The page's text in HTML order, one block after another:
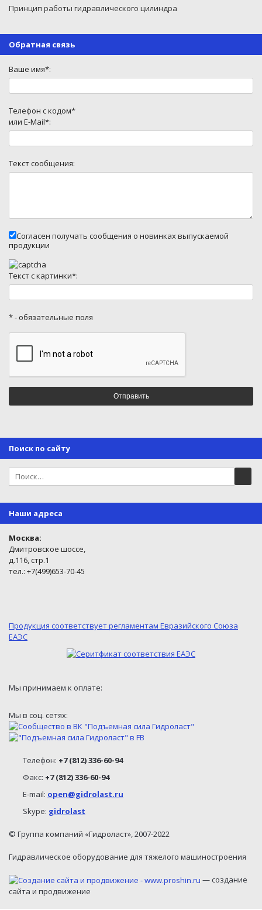
Принцип работы гидравлического цилиндра
Обратная связь
Ваше имя*:
Телефон с кодом*
или E-Mail*:
Текст сообщения:
Согласен получать сообщения о новинках выпускаемой
продукции
Текст с картинки*:
* - обязательные поля
Поиск по сайту
Наши адреса
Москва:
Дмитровское шоссе,
д.116, стр.1
тел.: +7(499)653-70-45
Продукция соответствует регламентам Евразийского Союза
ЕАЭС
Мы принимаем к оплате:
Мы в соц. сетях:
Телефон: +7 (812) 336-60-94
Факс: +7 (812) 336-60-94
E-mail: open@gidrolast.ru
Skype: gidrolast
© Группа компаний «Гидроласт», 2007-2022
Гидравлическое оборудование для тяжелого машиностроения
— создание
сайта и продвижение